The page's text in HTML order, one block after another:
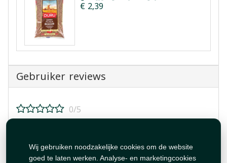
Wij gebruiken noodzakelijke cookies om de website
goed te laten werken. Analyse- en marketingcookies
€ 2,39
Gebruiker reviews
0/5